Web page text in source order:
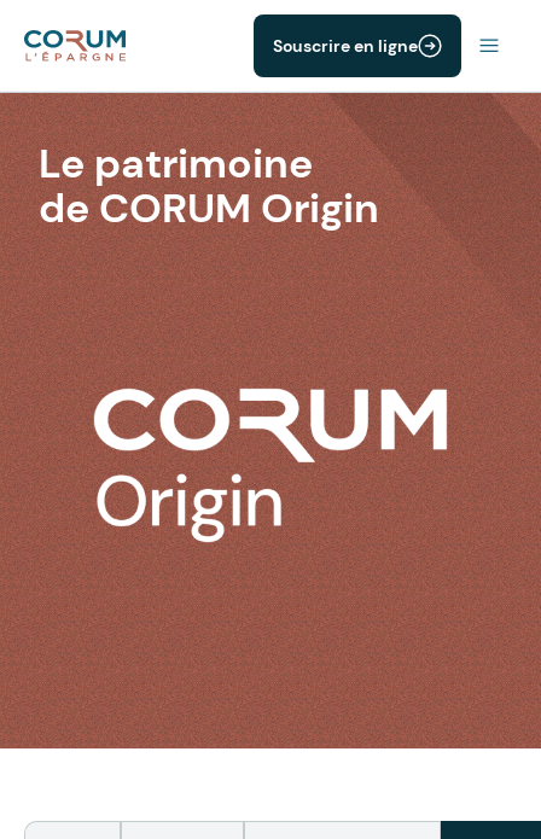
Souscrire en ligne
Le patrimoine
de CORUM Origin